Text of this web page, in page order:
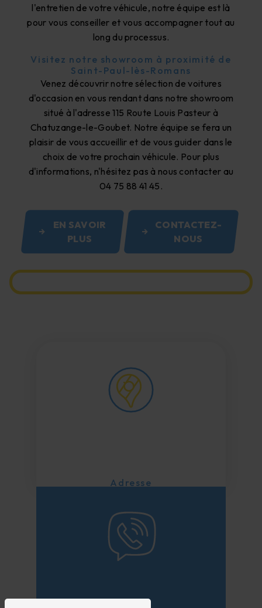
l'entretien de votre véhicule, notre équipe est là
pour vous conseiller et vous accompagner tout au
long du processus.
Visitez notre showroom à proximité de
Saint-Paul-lès-Romans
Venez découvrir notre sélection de voitures
d'occasion en vous rendant dans notre showroom
situé à l'adresse 115 Route Louis Pasteur à
Chatuzange-le-Goubet. Notre équipe se fera un
plaisir de vous accueillir et de vous guider dans le
choix de votre prochain véhicule. Pour plus
d'informations, n'hésitez pas à nous contacter au
04 75 88 41 45.
EN SAVOIR
PLUS
CONTACTEZ-
NOUS
Adresse
Chatuzange-le-Goubet